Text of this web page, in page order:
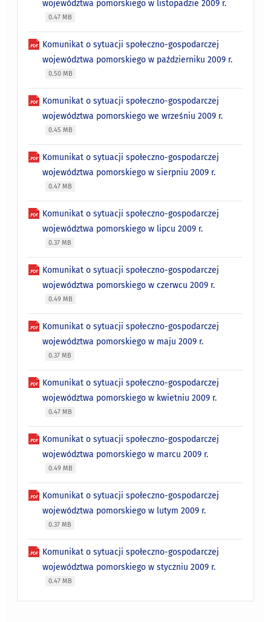
województwa pomorskiego w listopadzie 2009 r.
0.47 MB
Komunikat o sytuacji społeczno-gospodarczej
województwa pomorskiego w październiku 2009 r.
0.50 MB
Komunikat o sytuacji społeczno-gospodarczej
województwa pomorskiego we wrześniu 2009 r.
0.45 MB
Komunikat o sytuacji społeczno-gospodarczej
województwa pomorskiego w sierpniu 2009 r.
0.47 MB
Komunikat o sytuacji społeczno-gospodarczej
województwa pomorskiego w lipcu 2009 r.
0.37 MB
Komunikat o sytuacji społeczno-gospodarczej
województwa pomorskiego w czerwcu 2009 r.
0.49 MB
Komunikat o sytuacji społeczno-gospodarczej
województwa pomorskiego w maju 2009 r.
0.37 MB
Komunikat o sytuacji społeczno-gospodarczej
województwa pomorskiego w kwietniu 2009 r.
0.47 MB
Komunikat o sytuacji społeczno-gospodarczej
województwa pomorskiego w marcu 2009 r.
0.49 MB
Komunikat o sytuacji społeczno-gospodarczej
województwa pomorskiego w lutym 2009 r.
0.37 MB
Komunikat o sytuacji społeczno-gospodarczej
województwa pomorskiego w styczniu 2009 r.
0.47 MB